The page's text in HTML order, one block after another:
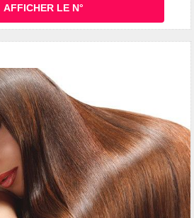
AFFICHER LE N°